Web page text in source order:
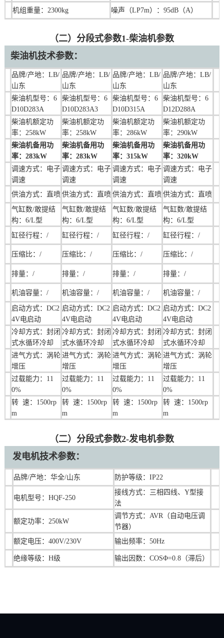
机组重量：2300kg
噪声（LP7m）：95dB（A）
（二）分段式参数1-柴油机参数
柴油机技术参数：
品牌/产地：LB/
山东
品牌/产地： LB/
山东
品牌/产地： LB/
山东
品牌/产地： LB/
山东
柴油机型号：6
D10D283A
柴油机型号： 6
D10D283A3
柴油机型号： 6
D10D315A
柴油机型号： 6
D12D288A
柴油机额定功
率：258kW
柴油机额定功
率：258kW
柴油机额定功
率：286kW
柴油机额定功
率：290kW
柴油机备用功
率：283kW
柴油机备用功
率：283kW
柴油机备用功
率：315kW
柴油机备用功
率：320kW
调速方式：电子
调速
调速方式： 电子
调速
调速方式： 电子
调速
调速方式： 电子
调速
供油方式：直喷 供油方式：直喷 供油方式：直喷 供油方式：直喷
气缸数/敢提结
构：6/L型
气缸数/敢提结
构：6/L型
气缸数/敢提结
构：6/L型
气缸数/敢提结
构：6/L型
缸径行程：/
缸径行程： / 缸径行程： / 缸径行程： /
压缩比：/ 压缩比： / 压缩比： / 压缩比： /
排量：/ 排量：/ 排量：/ 排量：/
机油容量：/ 机油容量：/ 机油容量：/ 机油容量：/
启动方式：DC2
4V电启动
启动方式：DC2
4V电启动
启动方式：DC2
4V电启动
启动方式：DC2
4V电启动
冷却方式：封闭
式水循环冷却
冷却方式：封闭
式水循环冷却
冷却方式：封闭
式水循环冷却
冷却方式：封闭
式水循环冷却
进气方式：涡轮
增压
进气方式：涡轮
增压
进气方式：涡轮
增压
进气方式：涡轮
增压
过载能力：11
0%
过载能力：11
0%
过载能力：11
0%
过载能力：11
0%
转 速：1500rp
m
转 速：1500rp
m
转 速：1500rp
m
转 速：1500rp
m
（二）分段式参数2-发电机参数
发电机技术参数：
品牌/产地：华全/山东 防护等级：IP22
电机型号：HQF-250
接线方式：三相四线、Y型接
法
额定功率：250kW
调节方式：AVR（自动电压调
节器）
额定电压：400V/230V
输出频率：50Hz
绝缘等级：H级 输出因数：COSΦ=0.8（滞后）